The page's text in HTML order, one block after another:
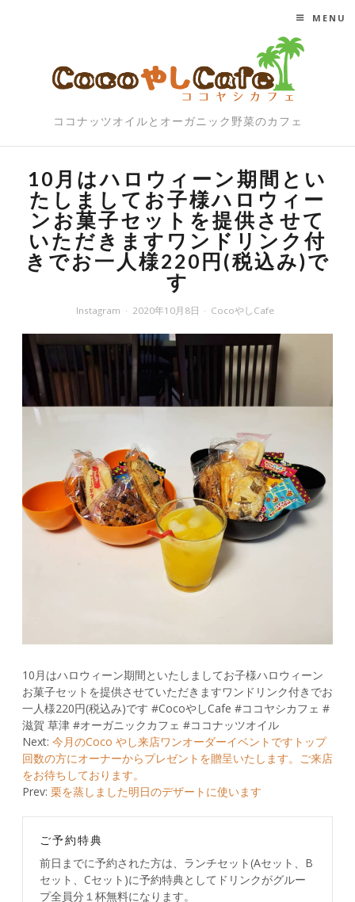
ココナッツオイルとオーガニック野菜のカフェ
MENU
10月はハロウィーン期間とい
たしましてお子様ハロウィー
ンお菓子セットを提供させて
いただきますワンドリンク付
きでお一人様220円(税込み)で
す
Instagram 2020年10月8日 CocoやしCafe
10月はハロウィーン期間といたしましてお子様ハロウィーン
お菓子セットを提供させていただきますワンドリンク付きでお
一人様220円(税込み)です #CocoやしCafe #ココヤシカフェ #
滋賀 草津 #オーガニックカフェ #ココナッツオイル
Post
navigation
Next: 今月のCoco やし来店ワンオーダーイベントですトップ
回数の方にオーナーからプレゼントを贈呈いたします。ご来店
をお待ちしております。
Prev: 栗を蒸しました明日のデザートに使います
ご予約特典
前日までに予約された方は、ランチセット(Aセット、B
セット、Cセット)に予約特典としてドリンクがグルー
プ全員分１杯無料になります。